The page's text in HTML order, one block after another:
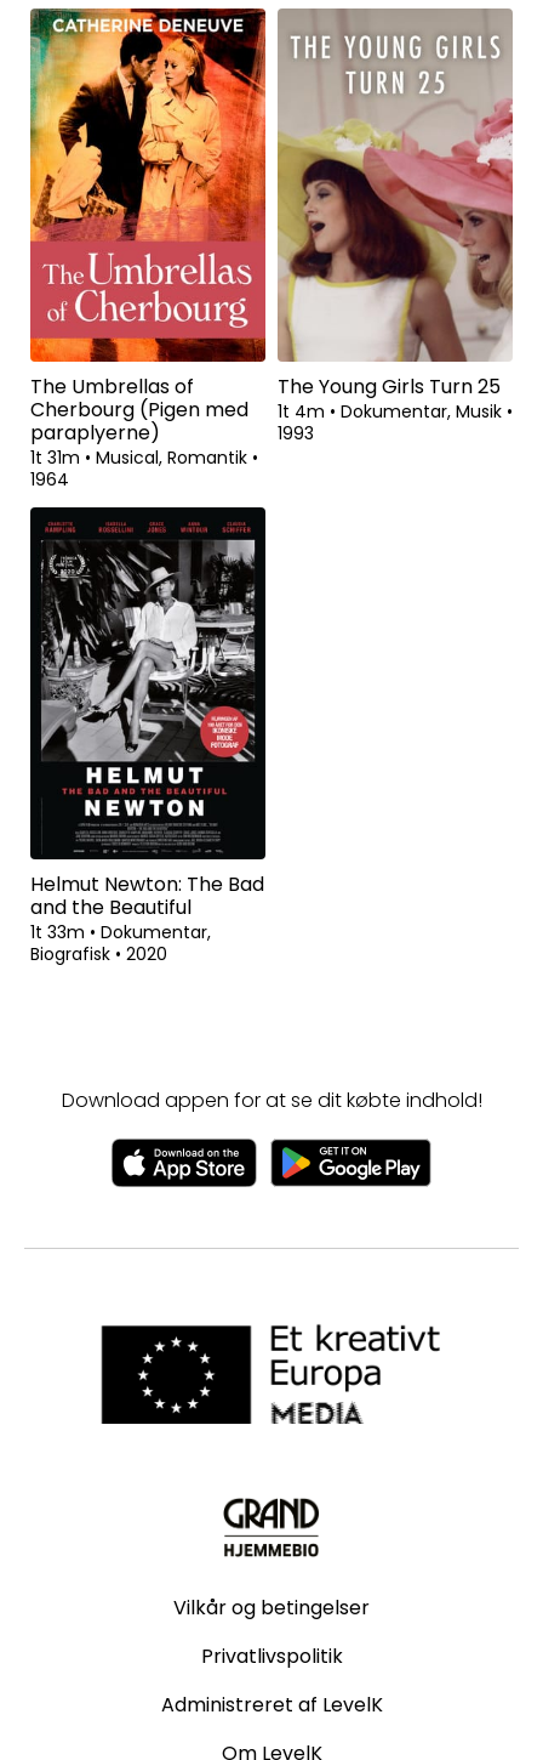
The Umbrellas of
Cherbourg (Pigen med
paraplyerne)
1t 31m • Musical, Romantik •
1964
The Young Girls Turn 25
1t 4m • Dokumentar, Musik •
1993
Helmut Newton: The Bad
and the Beautiful
1t 33m • Dokumentar,
Biografisk • 2020
Download appen for at se dit købte indhold!
Vilkår og betingelser
Privatlivspolitik
Administreret af LevelK
Om LevelK